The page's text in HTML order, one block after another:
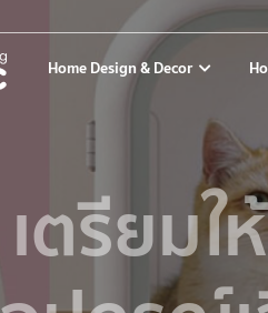
Home Design & Decor
เตรียม